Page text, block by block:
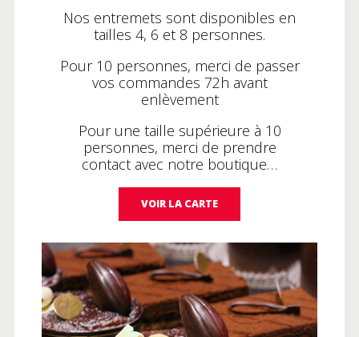
Nos entremets sont disponibles en
tailles 4, 6 et 8 personnes.
Pour 10 personnes, merci de passer
vos commandes 72h avant
enlèvement
Pour une taille supérieure à 10
personnes, merci de prendre
contact avec notre boutique…
VOIR LA CARTE